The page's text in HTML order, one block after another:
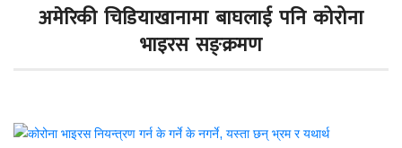
अमेरिकी चिडियाखानामा बाघलाई पनि कोरोना
भाइरस सङ्क्रमण